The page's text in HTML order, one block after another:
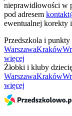
nieprawidłowości w
pod adresem
ewentualnej korekty
Przedszkola i punkty
WarszawaKraków
więcej
Żłobki i kluby
WarszawaKraków
więcej